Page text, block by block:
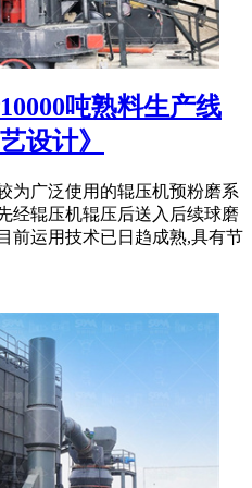
吨熟料生产线
设计》
为广泛使用的辊压机预粉磨系
经辊压机辊压后送入后续球磨
前运用技术已日趋成熟,具有节